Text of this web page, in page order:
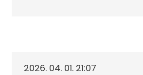
2026. 04. 01. 21:07